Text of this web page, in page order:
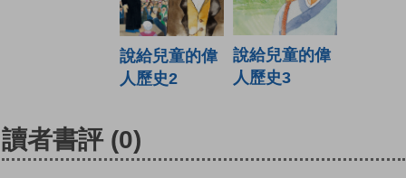
說給兒童的偉
人歷史2
說給兒童的偉
人歷史3
讀者書評 (0)